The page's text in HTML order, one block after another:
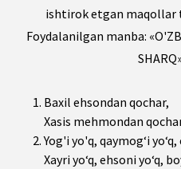
ishtirok etgan
Foydalanilgan manba:
Baxil ehsondan qochar,
Xasis mehmondan
Yog'i yo'q, qaymog‘i
Xayri yo‘q, ehsoni yo‘q,